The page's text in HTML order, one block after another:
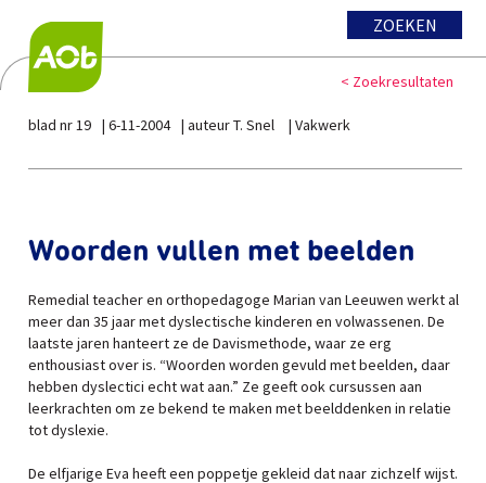
ZOEKEN
< Zoekresultaten
blad nr 19 6-11-2004 auteur T. Snel Vakwerk
Woorden vullen met beelden
Remedial teacher en orthopedagoge Marian van Leeuwen werkt al
meer dan 35 jaar met dyslectische kinderen en volwassenen. De
laatste jaren hanteert ze de Davismethode, waar ze erg
enthousiast over is. “Woorden worden gevuld met beelden, daar
hebben dyslectici echt wat aan.” Ze geeft ook cursussen aan
leerkrachten om ze bekend te maken met beelddenken in relatie
tot dyslexie.
De elfjarige Eva heeft een poppetje gekleid dat naar zichzelf wijst.